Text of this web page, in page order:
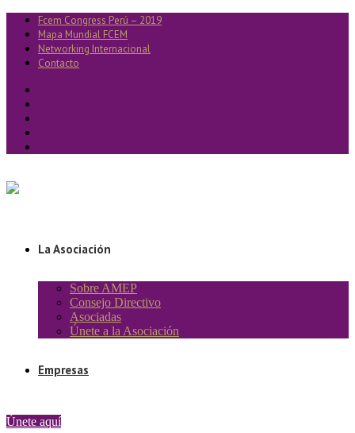
Fcem Congress Perú – 2019
Mapa Mundial FCEM
Networking Internacional
Contacto
La Asociación
Sobre AMEP
Consejo Directivo
Asociadas
Únete a la Asociación
Empresas
Únete aquí